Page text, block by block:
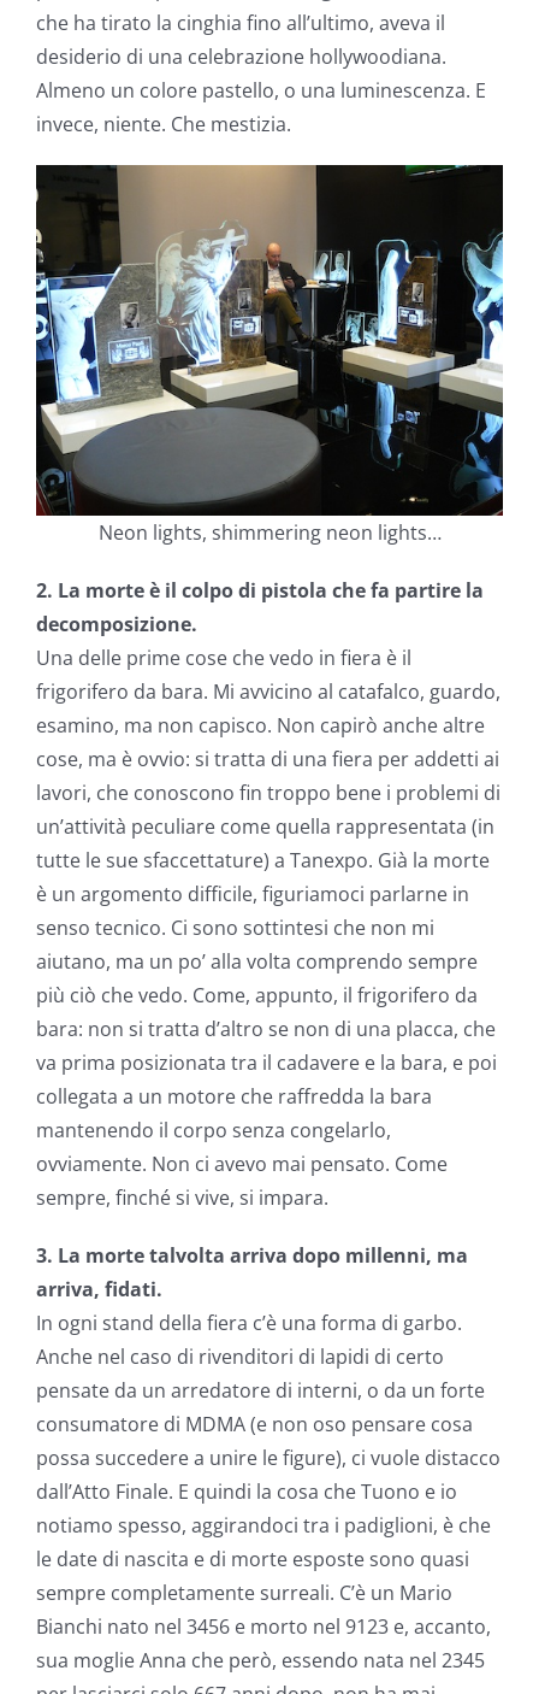
che ha tirato la cinghia fino all’ultimo, aveva il
desiderio di una celebrazione hollywoodiana.
Almeno un colore pastello, o una luminescenza. E
invece, niente. Che mestizia.
Neon lights, shimmering neon lights…
2. La morte è il colpo di pistola che fa partire la
decomposizione.
Una delle prime cose che vedo in fiera è il
frigorifero da bara. Mi avvicino al catafalco, guardo,
esamino, ma non capisco. Non capirò anche altre
cose, ma è ovvio: si tratta di una fiera per addetti ai
lavori, che conoscono fin troppo bene i problemi di
un’attività peculiare come quella rappresentata (in
tutte le sue sfaccettature) a Tanexpo. Già la morte
è un argomento difficile, figuriamoci parlarne in
senso tecnico. Ci sono sottintesi che non mi
aiutano, ma un po’ alla volta comprendo sempre
più ciò che vedo. Come, appunto, il frigorifero da
bara: non si tratta d’altro se non di una placca, che
va prima posizionata tra il cadavere e la bara, e poi
collegata a un motore che raffredda la bara
mantenendo il corpo senza congelarlo,
ovviamente. Non ci avevo mai pensato. Come
sempre, finché si vive, si impara.
3. La morte talvolta arriva dopo millenni, ma
arriva, fidati.
In ogni stand della fiera c’è una forma di garbo.
Anche nel caso di rivenditori di lapidi di certo
pensate da un arredatore di interni, o da un forte
consumatore di MDMA (e non oso pensare cosa
possa succedere a unire le figure), ci vuole distacco
dall’Atto Finale. E quindi la cosa che Tuono e io
notiamo spesso, aggirandoci tra i padiglioni, è che
le date di nascita e di morte esposte sono quasi
sempre completamente surreali. C’è un Mario
Bianchi nato nel 3456 e morto nel 9123 e, accanto,
sua moglie Anna che però, essendo nata nel 2345